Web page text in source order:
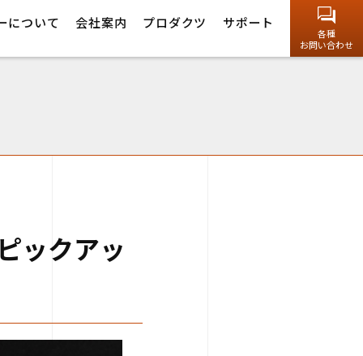
について 会社案内 プロダクツ サポート
各種
お問い合わせ
ックアッ